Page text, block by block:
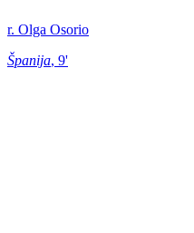
r. Olga Osorio
Španija, 9'